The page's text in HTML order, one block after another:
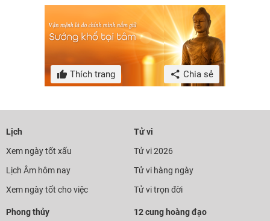
Thích trang Chia sẻ
Lịch
Xem ngày tốt xấu
Lịch Âm hôm nay
Xem ngày tốt cho việc
Tử vi
Tử vi 2026
Tử vi hàng ngày
Tử vi trọn đời
Phong thủy
12 cung hoàng đạo